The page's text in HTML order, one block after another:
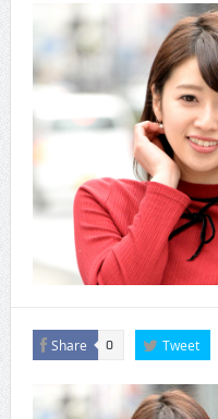
CINEMA×STYLE 287号
CINEMA×STYLE 286号
CINEMA×STYLE 285号
CINEMA×STYLE 294号
Share 0 Tweet